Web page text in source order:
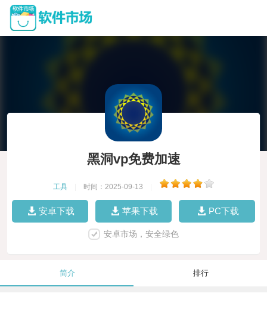
黑洞vp免费加速
工具 时间：2025-09-13
安卓下载 苹果下载 PC下载
安卓市场，安全绿色
简介 排行